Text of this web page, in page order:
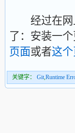
经过在网上
了：安装一
页面或者这
关键字： Git,Runtime